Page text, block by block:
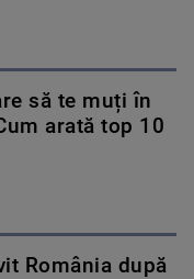
să te muți în
arată top 10
România după